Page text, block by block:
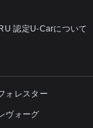
認定U-Carについて
ォレスター
ヴォーグ